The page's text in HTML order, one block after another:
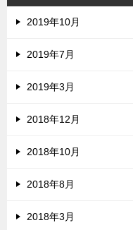
2019年10月
2019年7月
2019年3月
2018年12月
2018年10月
2018年8月
2018年3月